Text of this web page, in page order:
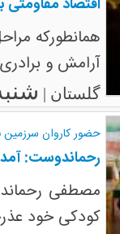
اقتصاد
همانطورکه
آرامش و
گلستان | شنبه ۲ اسفند
حضور کاروان سرزمین
رحماندوست:
مصطفی
کودکی خود